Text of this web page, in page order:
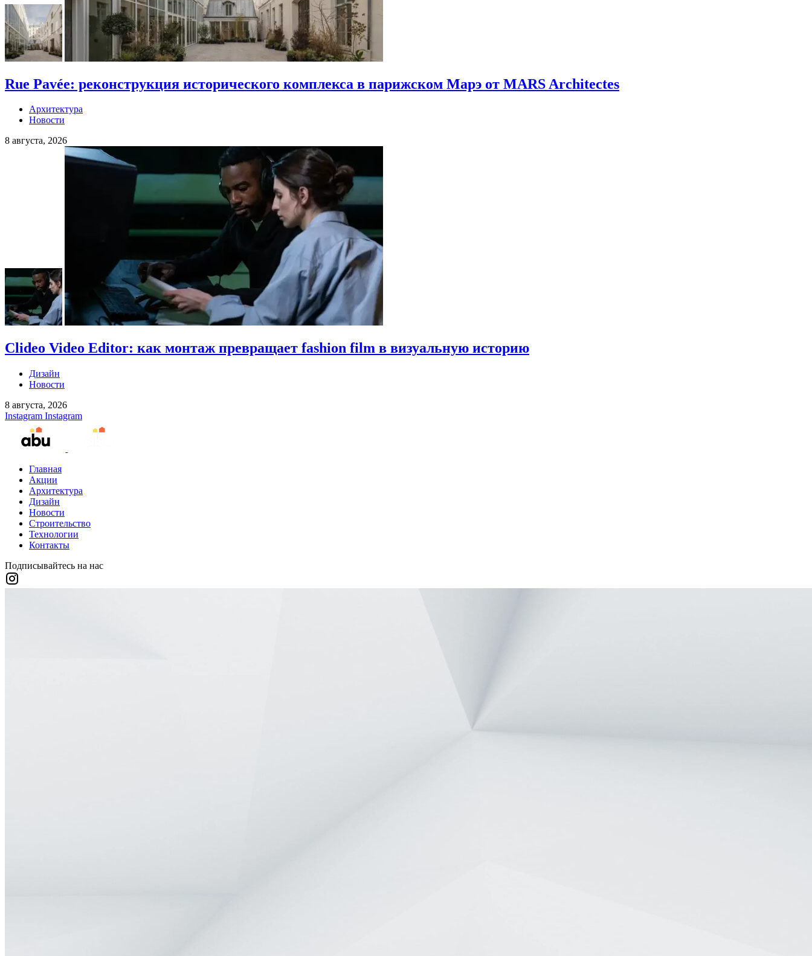
Rue Pavée: реконструкция исторического комплекса в парижском Марэ от MARS Architectes
Архитектура
Новости
8 августа, 2026
Clideo Video Editor: как монтаж превращает fashion film в визуальную историю
Дизайн
Новости
8 августа, 2026
Instagram Instagram
Главная
Акции
Архитектура
Дизайн
Новости
Строительство
Технологии
Контакты
Подписывайтесь на нас